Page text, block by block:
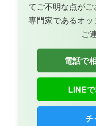
てご不明な点が
専門家であるオ
ご
電話で
LINE
チ